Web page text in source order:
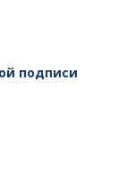
подписи